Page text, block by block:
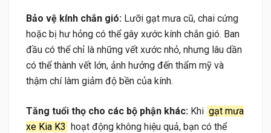
Bảo vệ kính chắn gió: Lưỡi gạt mưa cũ, chai cứng
hoặc bị hư hỏng có thể gây xước kính chắn gió. Ban
đầu có thể chỉ là những vết xước nhỏ, nhưng lâu dần
có thể thành vết lớn, ảnh hưởng đến thẩm mỹ và
thậm chí làm giảm độ bền của kính.
Tăng tuổi thọ cho các bộ phận khác: Khi gạt mưa
xe Kia K3 hoạt động không hiệu quả, bạn có thể